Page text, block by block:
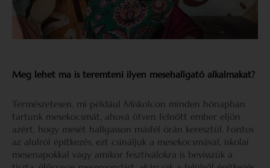
Meg lehet ma is teremteni ilyen mesehallgató alkalmakat?
Természetesen, mi például Miskolcon minden hónapban
tartunk mesekocsmát, ahová ötven felnőtt ember eljön
azért, hogy mesét hallgasson másfél órán keresztül. Fontos
az alulról építkezés, ezt csináljuk a mesekocsmával, iskolai
mesenapokkal vagy amikor fesztiválokra is bevisszük a